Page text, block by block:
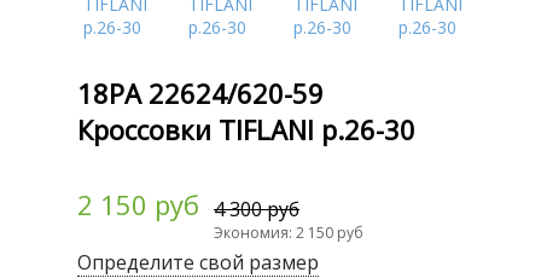
18РА 22624/620-59
Кроссовки TIFLANI р.26-30
2 150 руб 4 300 руб
Экономия: 2 150 руб
Определите свой размер